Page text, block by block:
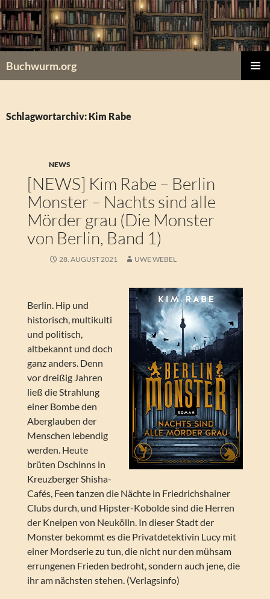
Zum
Inhalt
springen
Buchwurm.org
Schlagwortarchiv: Kim Rabe
NEWS
[NEWS] Kim Rabe – Berlin
Monster – Nachts sind alle
Mörder grau (Die Monster
von Berlin, Band 1)
28. AUGUST 2021 UWE WEBEL
Berlin. Hip und
historisch, multikulti
und politisch,
altbekannt und doch
ganz anders. Denn
vor dreißig Jahren
ließ die Strahlung
einer Bombe den
Aberglauben der
Menschen lebendig
werden. Heute
brüten Dschinns in
Kreuzberger Shisha-
Cafés, Feen tanzen die Nächte in Friedrichshainer
Clubs durch, und Hipster-Kobolde sind die Herren
der Kneipen von Neukölln. In dieser Stadt der
Monster bekommt es die Privatdetektivin Lucy mit
einer Mordserie zu tun, die nicht nur den mühsam
errungenen Frieden bedroht, sondern auch jene, die
ihr am nächsten stehen. (Verlagsinfo)